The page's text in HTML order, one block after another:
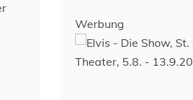
Werbung